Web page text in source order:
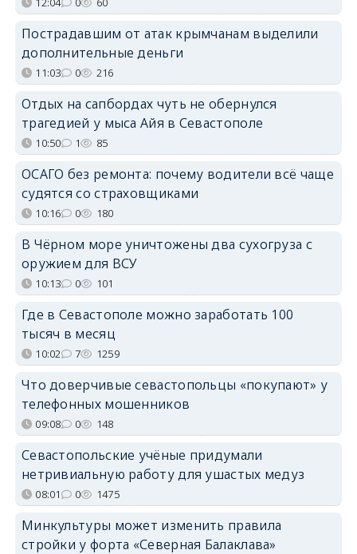
Пострадавшим от атак крымчанам выделили
дополнительные деньги
11:03 0 216
Отдых на сапбордах чуть не обернулся
трагедией у мыса Айя в Севастополе
10:50 1 85
ОСАГО без ремонта: почему водители всё чаще
судятся со страховщиками
10:16 0 180
В Чёрном море уничтожены два сухогруза с
оружием для ВСУ
10:13 0 101
Где в Севастополе можно заработать 100
тысяч в месяц
10:02 7 1259
Что доверчивые севастопольцы «покупают» у
телефонных мошенников
09:08 0 148
Севастопольские учёные придумали
нетривиальную работу для ушастых медуз
08:01 0 1475
Минкультуры может изменить правила
стройки у форта «Северная Балаклава»